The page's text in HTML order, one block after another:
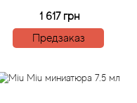
1 617 грн
Предзаказ